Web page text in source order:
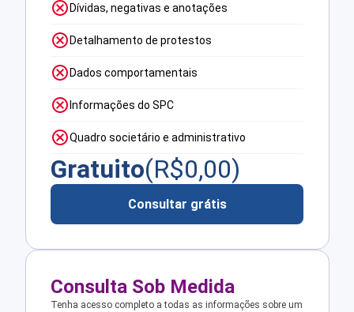
Dívidas, negativas e anotações
Detalhamento de protestos
Dados comportamentais
Informações do SPC
Quadro societário e administrativo
Gratuito(R$0,00)
Consultar grátis
Consulta Sob Medida
Tenha acesso completo a todas as informações sobre um